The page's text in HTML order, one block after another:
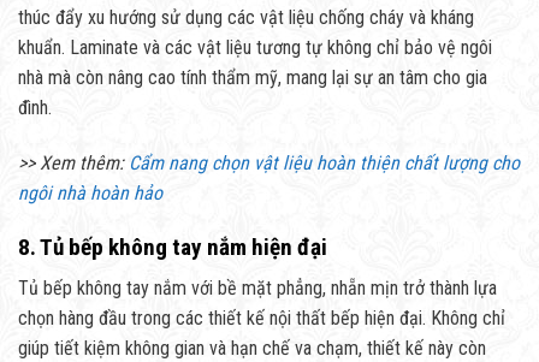
thúc đẩy xu hướng sử dụng các vật liệu chống cháy và kháng
khuẩn. Laminate và các vật liệu tương tự không chỉ bảo vệ ngôi
nhà mà còn nâng cao tính thẩm mỹ, mang lại sự an tâm cho gia
đình.
>> Xem thêm: Cẩm nang chọn vật liệu hoàn thiện chất lượng cho
ngôi nhà hoàn hảo
8. Tủ bếp không tay nắm hiện đại
Tủ bếp không tay nắm với bề mặt phẳng, nhẵn mịn trở thành lựa
chọn hàng đầu trong các thiết kế nội thất bếp hiện đại. Không chỉ
giúp tiết kiệm không gian và hạn chế va chạm, thiết kế này còn